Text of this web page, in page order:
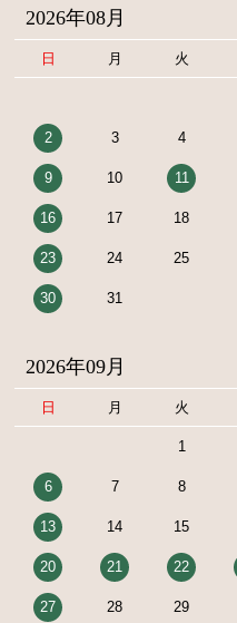
2026年08月
日 月 火
2 3 4
9 10 11
16 17 18
23 24 25
30 31
2026年09月
日 月 火
1
6 7 8
13 14 15
20 21 22
27 28 29